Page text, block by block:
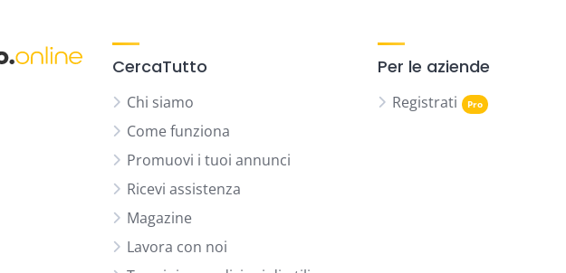
CercaTutto
Chi siamo
Come funziona
Promuovi i tuoi annunci
Ricevi assistenza
Magazine
Lavora con noi
Per le aziende
Registrati